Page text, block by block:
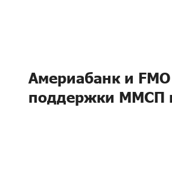
Америабанк и
поддержки ММСП